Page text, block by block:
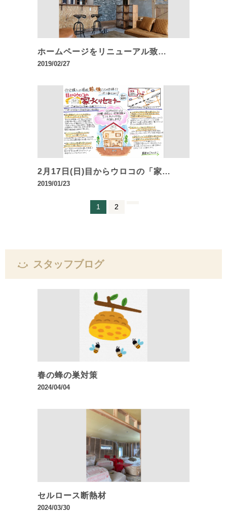
ホームページをリニューアル致…
2019/02/27
2月17日(日)目からウロコの「家…
2019/01/23
1 2
スタッフブログ
春の蜂の巣対策
2024/04/04
セルロース断熱材
2024/03/30